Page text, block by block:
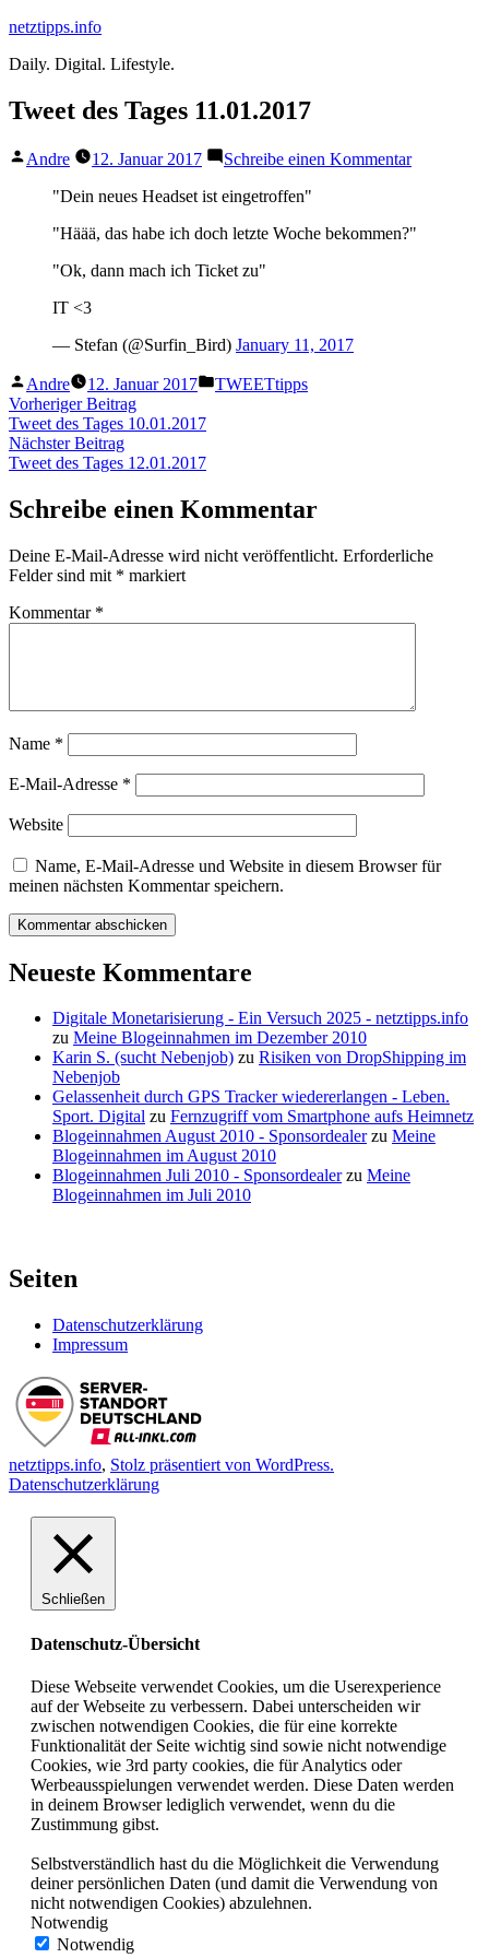
Zum
springen
netztipps.info
Daily. Digital. Lifestyle.
Tweet des Tages 11.01.2017
Veröffentlicht
Andre 12. Januar 2017 Schreibe einen Kommentarzu
11.01.2017
"Dein neues Headset ist eingetroffen"
"Häää, das habe ich doch letzte Woche bekommen?"
"Ok, dann mach ich Ticket zu"
IT <3
— Stefan (@Surfin_Bird) January 11, 2017
Veröffentlicht
von
Andre 12. Januar 2017
Veröffentlicht
TWEETtipps
Beitragsnavigation
Vorheriger BeitragVorheriger
Beitrag:
Tweet des Tages 10.01.2017
Nächster BeitragNächster
Beitrag:
Tweet des Tages 12.01.2017
Schreibe einen Kommentar
Deine E-Mail-Adresse wird nicht veröffentlicht. Erforderliche
Felder sind mit * markiert
Kommentar *
Name *
E-Mail-Adresse *
Website
Name, E-Mail-Adresse und Website in diesem Browser für
meinen nächsten Kommentar speichern.
Neueste Kommentare
Digitale Monetarisierung - Ein Versuch 2025 - netztipps.info
zu Meine Blogeinnahmen im Dezember 2010
Karin S. (sucht Nebenjob) zu Risiken von DropShipping im
Nebenjob
Gelassenheit durch GPS Tracker wiedererlangen - Leben.
Sport. Digital zu Fernzugriff vom Smartphone aufs Heimnetz
Blogeinnahmen August 2010 - Sponsordealerzu Meine
Blogeinnahmen im August 2010
Blogeinnahmen Juli 2010 - Sponsordealerzu Meine
Blogeinnahmen im Juli 2010
Seiten
Datenschutzerklärung
Impressum
netztipps.info, Stolz präsentiert von WordPress.
Datenschutzerklärung
Schließen
Datenschutz-Übersicht
Diese Webseite verwendet Cookies, um die Userexperience
auf der Webseite zu verbessern. Dabei unterscheiden wir
zwischen notwendigen Cookies, die für eine korrekte
Funktionalität der Seite wichtig sind sowie nicht notwendige
Cookies, wie 3rd party cookies, die für Analytics oder
Werbeausspielungen verwendet werden. Diese Daten werden
in deinem Browser lediglich verwendet, wenn du die
Zustimmung gibst.
Selbstverständlich hast du die Möglichkeit die Verwendung
deiner persönlichen Daten (und damit die Verwendung von
nicht notwendigen Cookies) abzulehnen.
Notwendig
Notwendig